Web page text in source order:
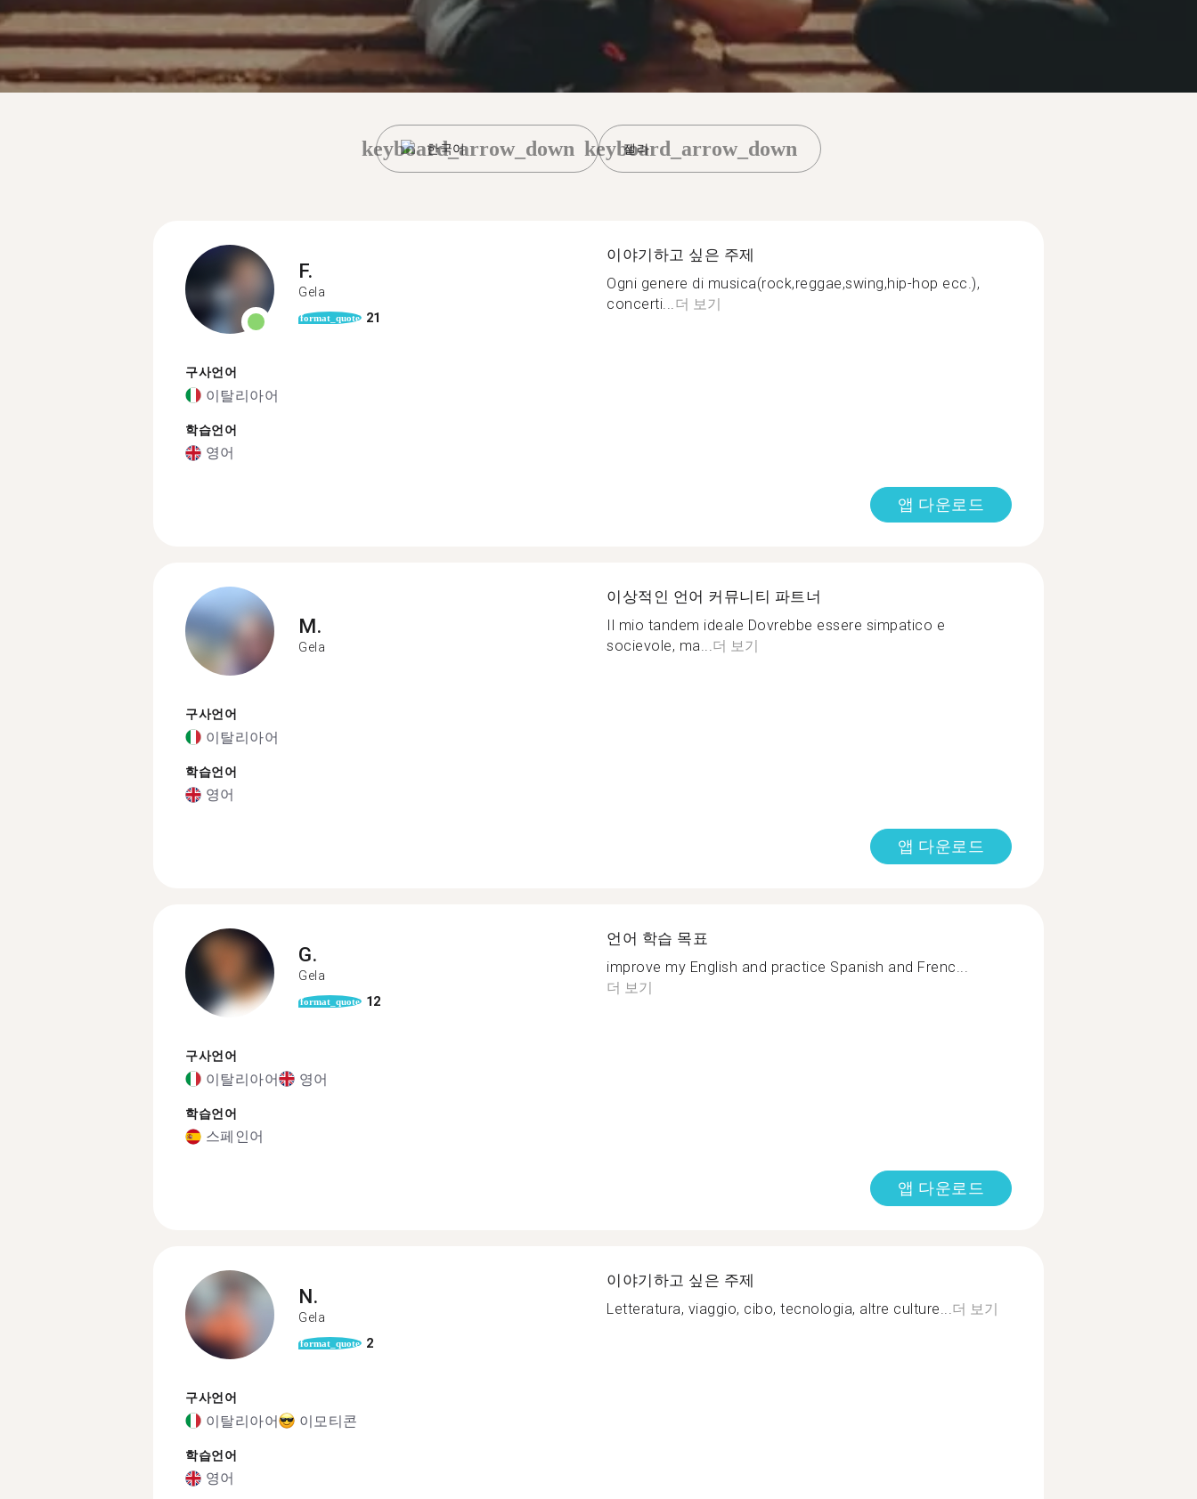
한국어
keyboard_arrow_down 젤라
keyboard_arrow_down
F.
Gela
format_quote 21
구사언어
이탈리아어
학습언어
영어
이야기하고 싶은 주제
Ogni genere di musica(rock,reggae,swing,hip-hop ecc.),
concerti...더 보기
앱 다운로드
M.
Gela
구사언어
이탈리아어
학습언어
영어
이상적인 언어 커뮤니티 파트너
Il mio tandem ideale Dovrebbe essere simpatico e
socievole, ma...더 보기
앱 다운로드
G.
Gela
format_quote 12
구사언어
이탈리아어 영어
학습언어
스페인어
언어 학습 목표
improve my English and practice Spanish and Frenc...
더 보기
앱 다운로드
N.
Gela
format_quote 2
구사언어
이탈리아어 이모티콘
학습언어
영어
이야기하고 싶은 주제
Letteratura, viaggio, cibo, tecnologia, altre culture...더 보기